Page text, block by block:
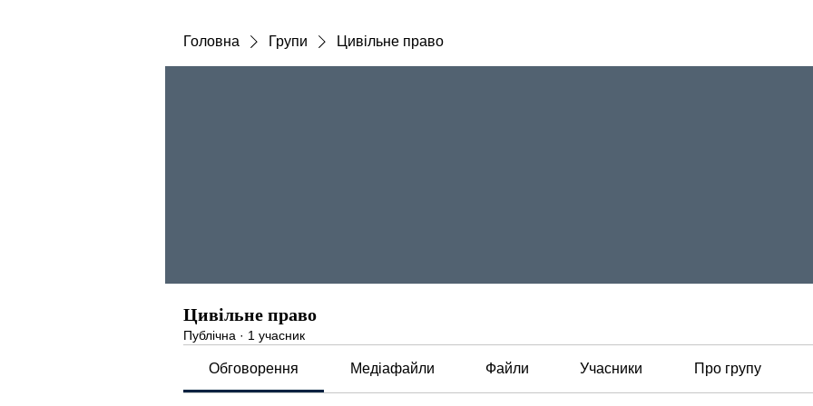
Головна Групи Цивільне право
Цивільне право
Публічна · 1 учасник
Обговорення Медіафайли Файли Учасники Про групу